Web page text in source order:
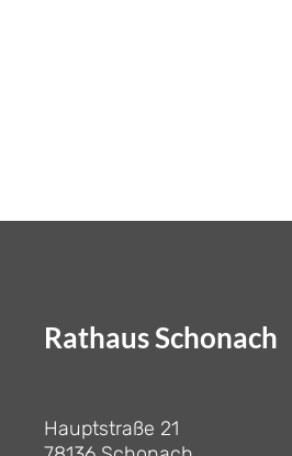
Rathaus Schonach
Hauptstraße 21